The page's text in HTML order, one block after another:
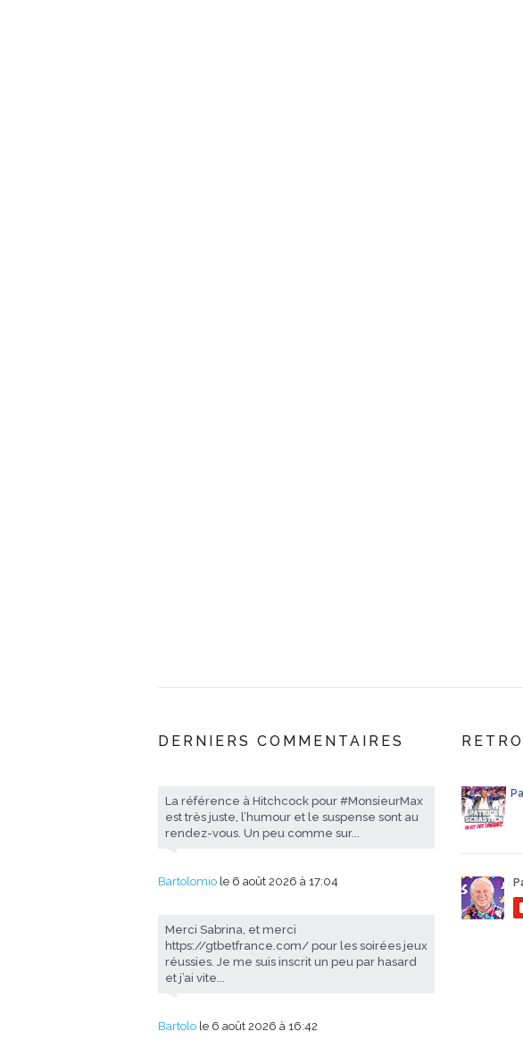
DERNIERS COMMENTAIRES
La référence à Hitchcock pour #MonsieurMax
est très juste, l’humour et le suspense sont au
rendez-vous. Un peu comme sur...
Bartolomio le 6 août 2026 à 17:04
Merci Sabrina, et merci
https://gtbetfrance.com/ pour les soirées jeux
réussies. Je me suis inscrit un peu par hasard
et j’ai vite...
Bartolo le 6 août 2026 à 16:42